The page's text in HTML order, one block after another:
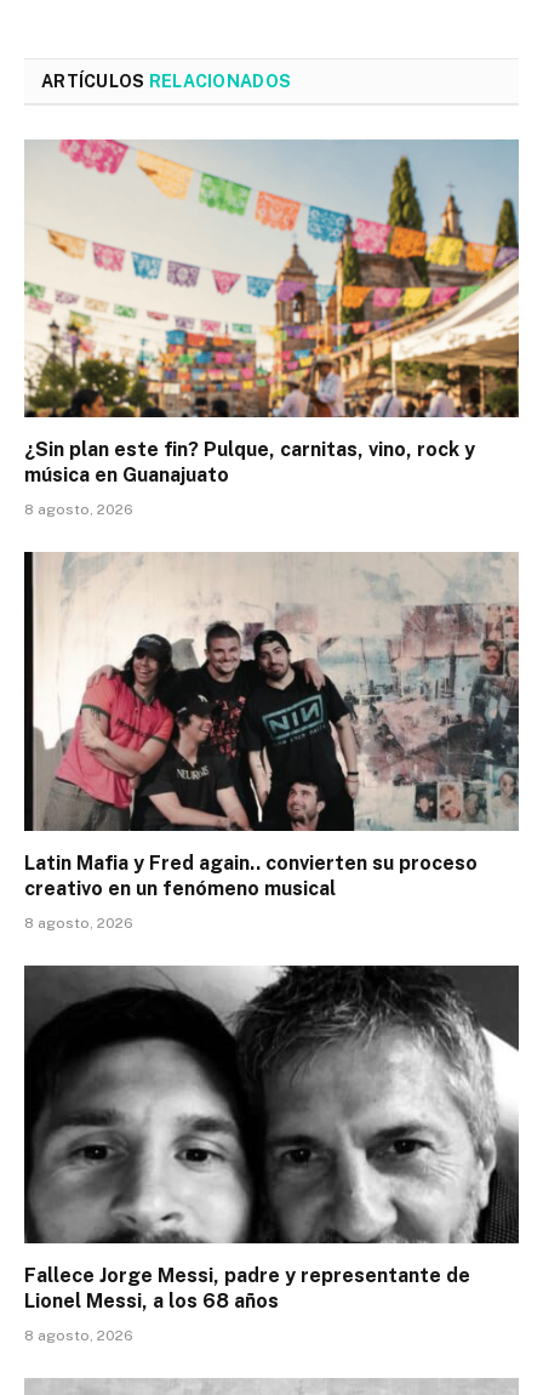
ARTÍCULOS RELACIONADOS
¿Sin plan este fin? Pulque, carnitas, vino, rock y
música en Guanajuato
8 agosto, 2026
Latin Mafia y Fred again.. convierten su proceso
creativo en un fenómeno musical
8 agosto, 2026
Fallece Jorge Messi, padre y representante de
Lionel Messi, a los 68 años
8 agosto, 2026